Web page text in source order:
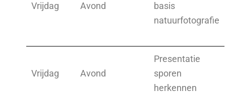
Vrijdag Avond
basis
natuurfotografie
Vrijdag Avond
Presentatie
sporen
herkennen